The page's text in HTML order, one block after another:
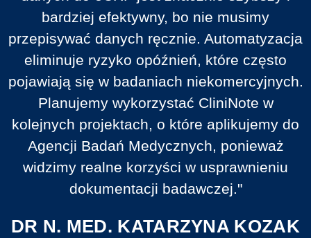
bardziej efektywny, bo nie musimy
przepisywać danych ręcznie. Automatyzacja
eliminuje ryzyko opóźnień, które często
pojawiają się w badaniach niekomercyjnych.
Planujemy wykorzystać CliniNote w
kolejnych projektach, o które aplikujemy do
Agencji Badań Medycznych, ponieważ
widzimy realne korzyści w usprawnieniu
dokumentacji badawczej."
DR N. MED. KATARZYNA KOZAK